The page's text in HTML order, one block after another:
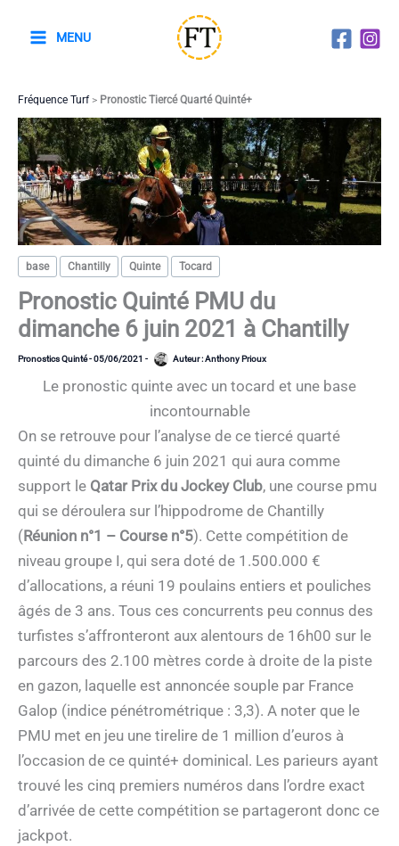
MENU
Fréquence Turf> Pronostic Tiercé Quarté Quinté+
base Chantilly Quinte Tocard
Pronostic Quinté PMU du
dimanche 6 juin 2021 à Chantilly
Pronostics Quinté-05/06/2021 - Auteur :Anthony Prioux
Le pronostic quinte avec un tocard et une base
incontournable
On se retrouve pour l’analyse de ce tiercé quarté
quinté du dimanche 6 juin 2021 qui aura comme
support le Qatar Prix du Jockey Club, une course pmu
qui se déroulera sur l’hippodrome de Chantilly
(Réunion n°1 – Course n°5). Cette compétition de
niveau groupe I, qui sera doté de 1.500.000 €
d’allocations, a réuni 19 poulains entiers et pouliches
âgés de 3 ans. Tous ces concurrents peu connus des
turfistes s’affronteront aux alentours de 16h00 sur le
parcours des 2.100 mètres corde à droite de la piste
en gazon, laquelle est annoncée souple par France
Galop (indice pénétrométrique : 3,3). A noter que le
PMU met en jeu une tirelire de 1 million d’euros à
l’occasion de ce quinté+ dominical. Les parieurs ayant
trouvé les cinq premiers numéros dans l’ordre exact
d’arrivée de cette compétition se partageront donc ce
jackpot.